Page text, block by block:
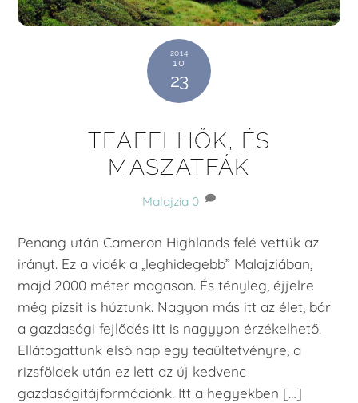
2014
10
23
TEAFELHŐK, ÉS
MASZATFÁK
Malajzia 0
Penang után Cameron Highlands felé vettük az
irányt. Ez a vidék a „leghidegebb” Malajziában,
majd 2000 méter magason. És tényleg, éjjelre
még pizsit is húztunk. Nagyon más itt az élet, bár
a gazdasági fejlődés itt is nagyyon érzékelhető.
Ellátogattunk első nap egy teaültetvényre, a
rizsföldek után ez lett az új kedvenc
gazdaságitájformációnk. Itt a hegyekben […]